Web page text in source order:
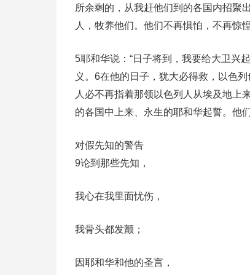
所余剩的，从我赶他们到的各国内招聚
人，牧养他们。他们不再惧怕，不再惊
5耶和华说：“日子将到，我要给大卫兴
义。6在他的日子，犹大必得救，以色
人必不再指着那领以色列人从埃及地上
的各国中上来、永生的耶和华起誓。他
对假先知的警告
9论到那些先知，
我心在我里面忧伤，
我骨头都发颤；
因耶和华和他的圣言，